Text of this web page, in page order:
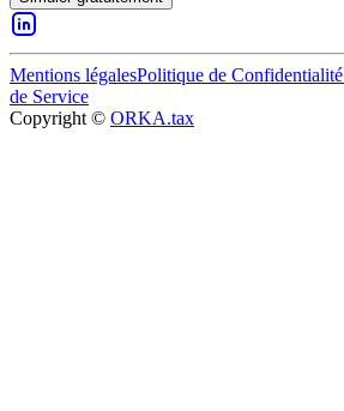
Mentions légalesPolitique de Confidentialité
de Service
Copyright © ORKA.tax